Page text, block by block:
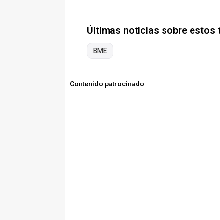
Últimas noticias sobre estos
BME
Contenido patrocinado